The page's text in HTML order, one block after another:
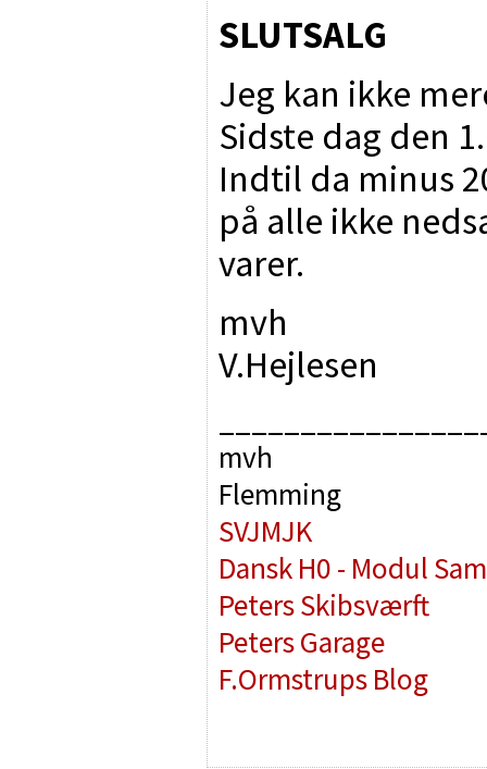
SLUTSALG
Jeg kan ikke
Sidste dag den
Indtil da minus
på alle ikke
varer.
mvh
V.Hejlesen
mvh
Flemming
SVJMJK
Dansk H0 - Modul
Peters Skibsværft
Peters Garage
F.Ormstrups Blog